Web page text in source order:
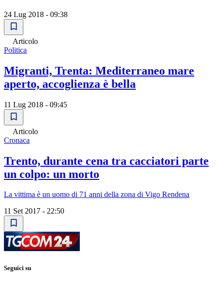
24 Lug 2018 - 09:38
Articolo
Politica
Migranti, Trenta: Mediterraneo mare
aperto, accoglienza è bella
11 Lug 2018 - 09:45
Articolo
Cronaca
Trento, durante cena tra cacciatori parte
un colpo: un morto
La vittima è un uomo di 71 anni della zona di Vigo Rendena
11 Set 2017 - 22:50
Seguici su